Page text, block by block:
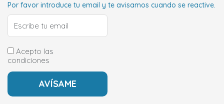
Por favor introduce tu email y te avisamos cuando se reactive.
Acepto las
condiciones